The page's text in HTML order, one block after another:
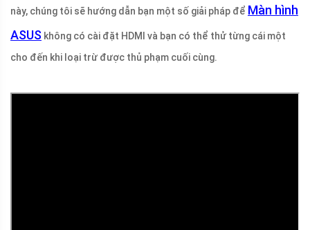
này, chúng tôi sẽ hướng dẫn bạn một số giải pháp để Màn hình
ASUS không có cài đặt HDMI và bạn có thể thử từng cái một
cho đến khi loại trừ được thủ phạm cuối cùng.